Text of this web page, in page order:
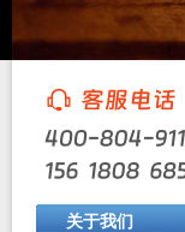
关于我们